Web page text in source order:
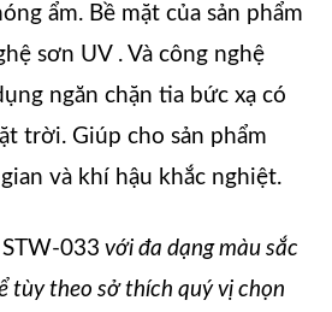
ẩm. Bề mặt của sản phẩm
sơn UV . Và công nghệ
ngăn chặn tia bức xạ có
trời. Giúp cho sản phẩm
và khí hậu khắc nghiệt.
STW-033 với đa dạng màu sắc
tùy theo sở thích quý vị chọn